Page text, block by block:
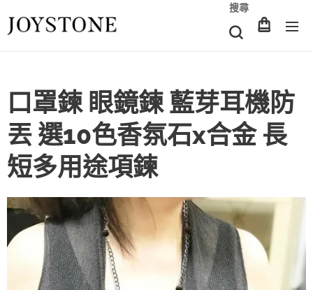
搜尋
口罩鍊 眼鏡鍊 藍芽耳機防
丟 選10色香氛石x合金 長
短多用途項鍊